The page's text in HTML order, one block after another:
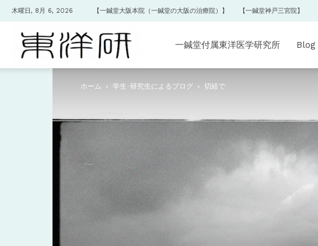
木曜日, 8月 6, 2026 【一鍼堂大阪本院（一鍼堂の大阪の治療院）】 【一鍼堂神戸三宮院】
鍼
付
一鍼堂付属東洋医学研究所 Blog
ホーム 学生･研究生によるブログ 切経で